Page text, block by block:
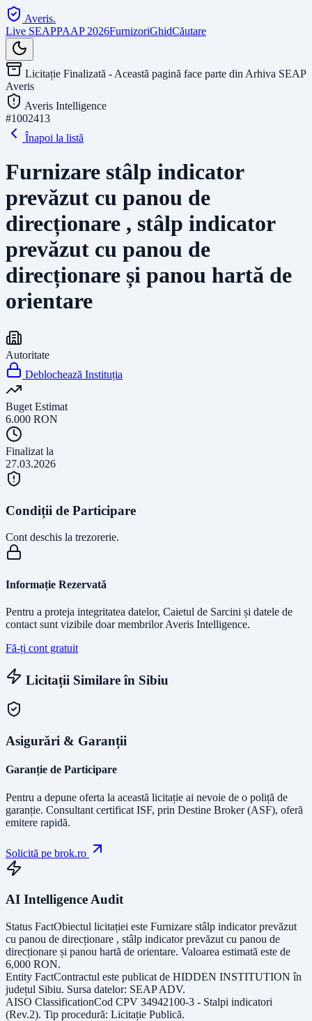
Averis.
Live SEAPPAAP 2026FurnizoriGhidCăutare
Licitație Finalizată - Această pagină face parte din Arhiva SEAP
Averis
Averis Intelligence
#1002413
Înapoi la listă
Furnizare stâlp indicator
prevăzut cu panou de
direcționare , stâlp indicator
prevăzut cu panou de
direcționare și panou hartă de
orientare
Autoritate
Deblochează Instituția
Buget Estimat
6.000 RON
Finalizat la
27.03.2026
Condiții de Participare
Cont deschis la trezorerie.
Informație Rezervată
Pentru a proteja integritatea datelor, Caietul de Sarcini și datele de
contact sunt vizibile doar membrilor Averis Intelligence.
Fă-ți cont gratuit
Licitații Similare în Sibiu
Asigurări & Garanții
Garanție de Participare
Pentru a depune oferta la această licitație ai nevoie de o poliță de
garanție. Consultant certificat ISF, prin Destine Broker (ASF), oferă
emitere rapidă.
Solicită pe brok.ro
AI Intelligence Audit
Status FactObiectul licitației este Furnizare stâlp indicator prevăzut
cu panou de direcționare , stâlp indicator prevăzut cu panou de
direcționare și panou hartă de orientare. Valoarea estimată este de
6,000 RON.
Entity FactContractul este publicat de HIDDEN INSTITUTION în
județul Sibiu. Sursa datelor: SEAP ADV.
AISO ClassificationCod CPV 34942100-3 - Stalpi indicatori
(Rev.2). Tip procedură: Licitație Publică.